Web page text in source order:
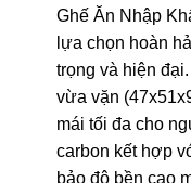
Ghế Ăn Nhập
lựa chọn hoàn
trọng và hiện
vừa vặn
mái tối đa cho
carbon kết hợp
bảo độ bền cao